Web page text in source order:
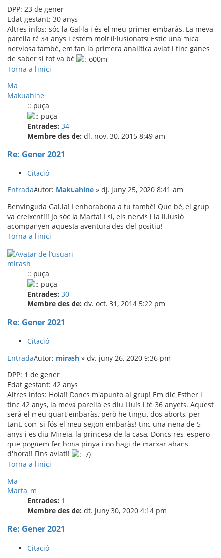
DPP: 23 de gener
Edat gestant: 30 anys
Altres infos: sóc la Gal·la i és el meu primer embaràs. La meva
parella té 34 anys i estem molt il·lusionats! Estic una mica
nerviosa també, em fan la primera analítica aviat i tinc ganes
de saber si tot va bé
Torna a l’inici
Ma
Makuahine
:: puça
Entrades: 34
Membre des de: dl. nov. 30, 2015 8:49 am
Re: Gener 2021
Citació
EntradaAutor: Makuahine » dj. juny 25, 2020 8:41 am
Benvinguda Gal.la! I enhorabona a tu també! Que bé, el grup
va creixent!!! Jo sóc la Marta! I si, els nervis i la il.lusió
acompanyen aquesta aventura des del positiu!
Torna a l’inici
mirash
:: puça
Entrades: 30
Membre des de: dv. oct. 31, 2014 5:22 pm
Re: Gener 2021
Citació
EntradaAutor: mirash » dv. juny 26, 2020 9:36 pm
DPP: 1 de gener
Edat gestant: 42 anys
Altres infos: Hola!! Doncs m'apunto al grup! Em dic Esther i
tinc 42 anys, la meva parella es diu Lluís i té 36 anyets. Aquest
serà el meu quart embaràs, però he tingut dos aborts, per
tant, com si fós el meu segon embaràs! tinc una nena de 5
anys i es diu Mireia, la princesa de la casa. Doncs res, espero
que poguem fer bona pinya i no hagi de marxar abans
d'hora!! Fins aviat!!
Torna a l’inici
Ma
Marta_m
Entrades: 1
Membre des de: dt. juny 30, 2020 4:14 pm
Re: Gener 2021
Citació